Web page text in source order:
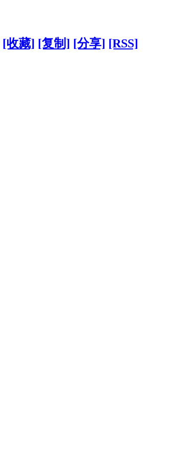
[收藏] [复制] [分享] [RSS]